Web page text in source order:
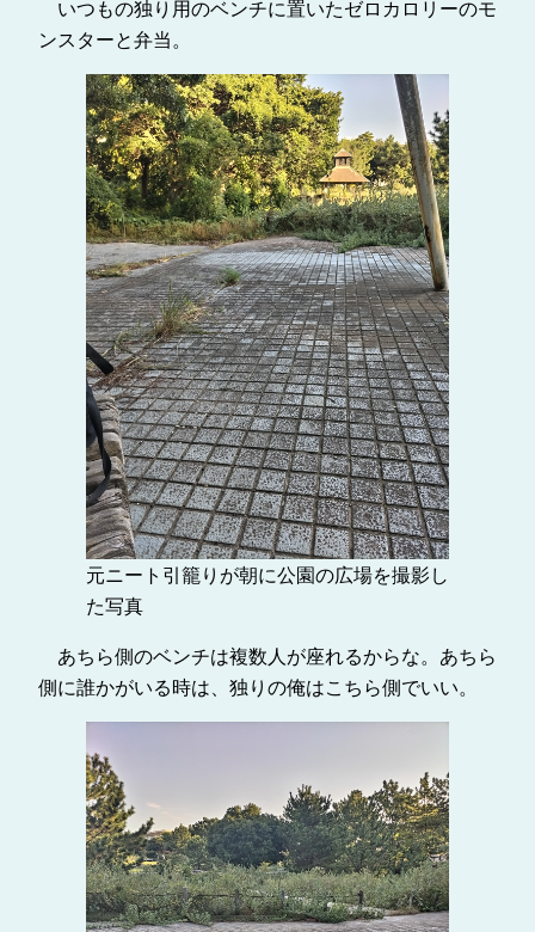
いつもの独り用のベンチに置いたゼロカロリーのモ
ンスターと弁当。
元ニート引籠りが朝に公園の広場を撮影し
た写真
あちら側のベンチは複数人が座れるからな。あちら
側に誰かがいる時は、独りの俺はこちら側でいい。